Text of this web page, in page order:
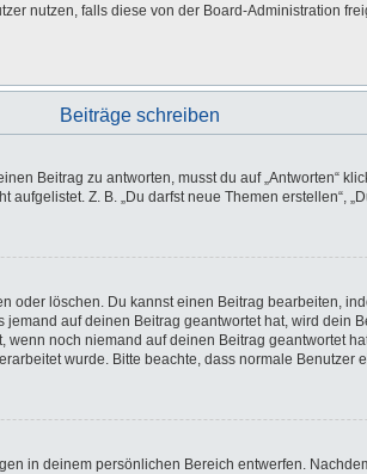
nutzen, falls diese von der Board-Administration
Beiträge schreiben
Beitrag zu antworten, musst du auf „Antworten“
Z. B. „Du darfst neue Themen erstellen“,
löschen. Du kannst einen Beitrag bearbeiten,
auf deinen Beitrag geantwortet hat, wird dein
noch niemand auf deinen Beitrag geantwortet
wurde. Bitte beachte, dass normale
in deinem persönlichen Bereich entwerfen.